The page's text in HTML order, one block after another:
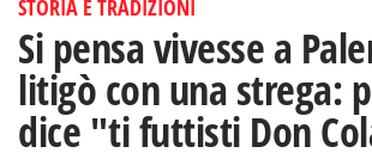
STORIA E TRADIZIONI
Si pensa vivesse a
litigò con una strega:
dice "ti futtisti Don